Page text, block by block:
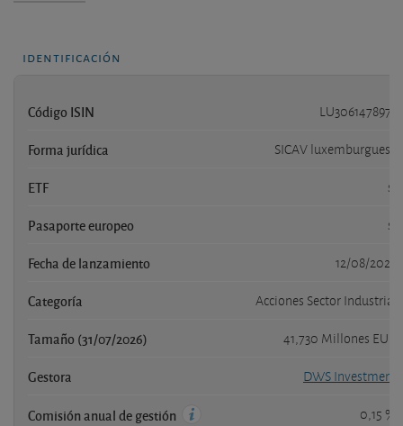
identificación
Código ISIN LU3061478973
Forma jurídica SICAV luxemburguesa
ETF sí
Pasaporte europeo si
Fecha de lanzamiento 12/08/2025
Categoría Acciones Sector Industrial
Tamaño (31/07/2026) 41,730 Millones EUR
Gestora DWS Investment
Comisión anual de gestión 0,15 %